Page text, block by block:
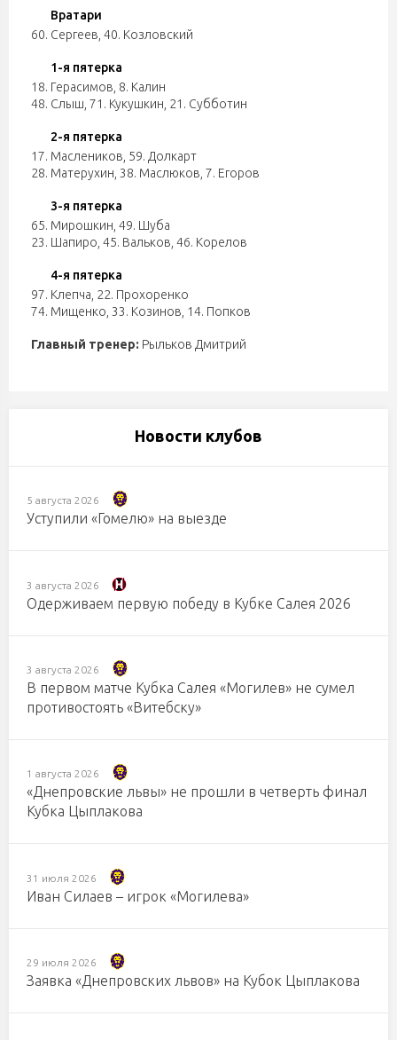
Вратари
60. Сергеев 40. Козловский
1-я пятерка
18. Герасимов 8. Калин
48. Слыш 71. Кукушкин 21. Субботин
2-я пятерка
17. Маслеников 59. Долкарт
28. Матерухин 38. Маслюков 7. Егоров
3-я пятерка
65. Мирошкин 49. Шуба
23. Шапиро 45. Вальков 46. Корелов
4-я пятерка
97. Клепча 22. Прохоренко
74. Мищенко 33. Козинов 14. Попков
Главный тренер: Рыльков Дмитрий
Новости клубов
5 августа 2026
Уступили «Гомелю» на выезде
3 августа 2026
Одерживаем первую победу в Кубке Салея 2026
3 августа 2026
В первом матче Кубка Салея «Могилев» не сумел
противостоять «Витебску»
1 августа 2026
«Днепровские львы» не прошли в четверть финал
Кубка Цыплакова
31 июля 2026
Иван Силаев – игрок «Могилева»
29 июля 2026
Заявка «Днепровских львов» на Кубок Цыплакова